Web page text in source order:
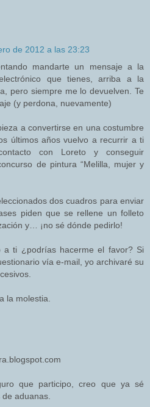
de 2012 a las 23:23
mandarte un mensaje a la
que tienes, arriba a la
pero siempre me lo devuelven. Te
(y perdona, nuevamente)
a convertirse en una costumbre
últimos años vuelvo a recurrir a ti
con Loreto y conseguir
de pintura “Melilla, mujer y
dos cuadros para enviar
piden que se rellene un folleto
y… ¡no sé dónde pedirlo!
a ti ¿podrías hacerme el favor? Si
vía e-mail, yo archivaré su
la molestia.
que participo, creo que ya sé
aduanas.